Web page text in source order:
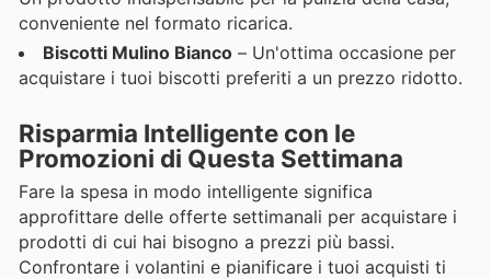
conveniente nel formato ricarica.
Biscotti Mulino Bianco – Un'ottima occasione per
acquistare i tuoi biscotti preferiti a un prezzo ridotto.
Risparmia Intelligente con le
Promozioni di Questa Settimana
Fare la spesa in modo intelligente significa
approfittare delle offerte settimanali per acquistare i
prodotti di cui hai bisogno a prezzi più bassi.
Confrontare i volantini e pianificare i tuoi acquisti ti